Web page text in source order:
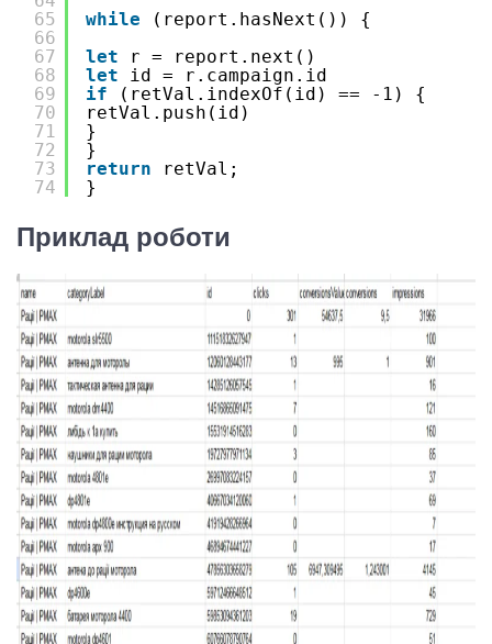
65
66
67
68
69
70
71
72
73
74
while
(report.hasNext()) {
let
r = report.next()
let
id = r.campaign.id
if
(retVal.indexOf(id) == -1) {
retVal.push(id)
}
}
return
retVal;
}
Приклад роботи